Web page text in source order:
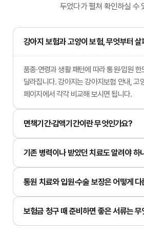
두었다가 펼쳐 확인하실 수
강아지 보험과 고양이 보험, 무엇부터
품종·연령과 생활 패턴에 따라 통원·입원 한
달라집니다. 강아지는 강아지보험 안내, 고
페이지에서 각각 비교해 보시면 됩니다.
면책기간·감액기간이란 무엇인가요?
기존 병력이나 받았던 치료도 알려야 하
통원 치료와 입원·수술 보장은 어떻게
보험금 청구 때 준비하면 좋은 서류는